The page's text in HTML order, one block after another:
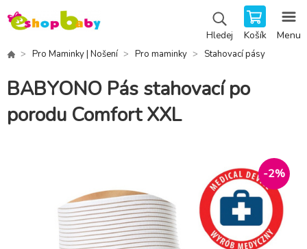
Hledej Košík Menu
Pro Maminky | Nošení Pro maminky Stahovací pásy
BABYONO Pás stahovací po
porodu Comfort XXL
-2%